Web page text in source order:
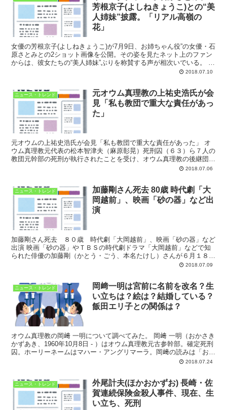
芳根京子(よしねきょうこ)との“美
人姉妹”披露。「リアル高嶺の
花」
女優の芳根京子(よしねきょうこ)が7月9日、お姉ちゃん役”の女優・石
原さとみとの2ショット画像を公開。その姿を見たネット上のファン
からは、彼女たちの“美人姉妹”ぶりを称賛する声が相次いでいる。 石
2018.07.10
ニュース・トレンド
元オウム真理教の上祐史浩氏が会
見「私も教団で重大な責任があっ
た」
元オウムの上祐史浩氏が会見「私も教団で重大な責任があった」 オ
ウム真理教元代表の松本智津夫（麻原彰晃）死刑囚（６３）ら７人の
教団元幹部の死刑が執行されたことを受け、オウム真理教の後継団体
「アレフ」から分派した「ひかりの輪」の上祐史浩代表（５...2018.07.06
ニュース・トレンド
加藤剛さん死去 80歳 時代劇「大
岡越前」、映画「砂の器」など出
演
加藤剛さん死去 ８０歳 時代劇「大岡越前」、映画「砂の器」など
出演 映画「砂の器」やＴＢＳの時代劇ドラマ「大岡越前」などで知
られた俳優の加藤剛（かとう・ごう、本名たけし）さんが６月１８日
に死去していたことが８日、分かった。８０歳。静岡県出身...2018.07.09
ニュース・トレンド
岡﨑一明は宮前に名前を改名？生
い立ちは？絵は？結婚している？
飯田エリ子との関係は？
オウム真理教の岡﨑 一明について調べてみた。 岡﨑 一明（おかさき
かずあき、1960年10月8日 - ）はオウム真理教元古参幹部。確定死刑
囚。ホーリーネームはマハー・アングリマーラ。岡﨑の読みは「おか
2018.07.24
ニュース・トレンド
外尾計夫(ほかおかずお) 長崎・佐
賀連続保険金殺人事件、現在、生
い立ち、死刑